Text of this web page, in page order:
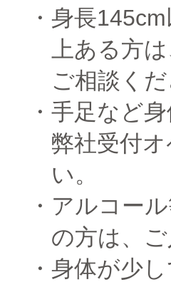
身長
上ある方
ご相談くだ
手足など
弊社受付
い。
アルコー
の方は、
身体が少